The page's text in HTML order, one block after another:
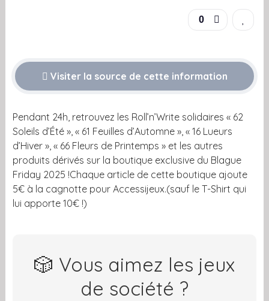
0
Visiter la source de cette information
Pendant 24h, retrouvez les Roll’n’Write solidaires « 62
Soleils d’Été », « 61 Feuilles d’Automne », « 16 Lueurs
d’Hiver », « 66 Fleurs de Printemps » et les autres
produits dérivés sur la boutique exclusive du Blague
Friday 2025 !Chaque article de cette boutique ajoute
5€ à la cagnotte pour Accessijeux.(sauf le T-Shirt qui
lui apporte 10€ !)
🎲 Vous aimez les jeux
de société ?